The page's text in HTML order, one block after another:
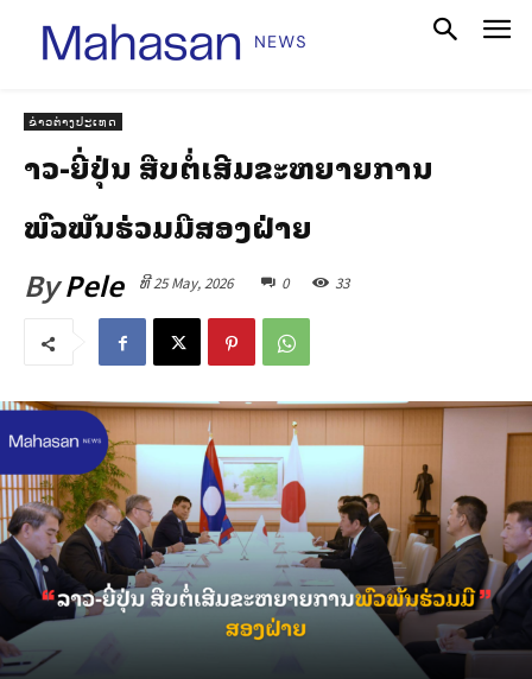
ຂ່າວຕ່າງປະເທດ
ລາວ-ຍີ່ປຸ່ນ ສືບຕໍ່ເສີມຂະຫຍາຍການ
ພົວພັນຮ່ວມມືສອງຝ່າຍ
ByPele ທີ 25 May, 2026 0 33